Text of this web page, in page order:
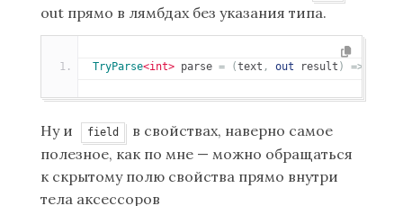
out прямо в лямбдах без указания типа.
TryParse<int> parse = (text , out result ) =>
Ну и field
в свойствах, наверно самое
полезное, как по мне — можно обращаться
к скрытому полю свойства прямо внутри
тела аксессоров